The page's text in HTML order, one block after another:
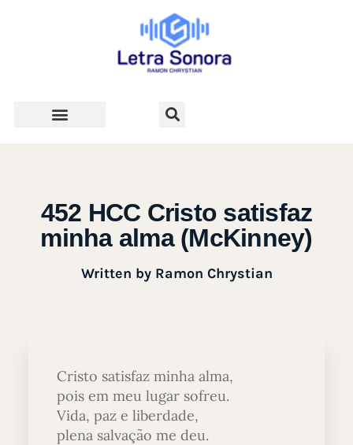
452 HCC Cristo satisfaz
minha alma (McKinney)
Written byRamon Chrystian
Cristo satisfaz minha alma,
pois em meu lugar sofreu.
Vida, paz e liberdade,
plena salvação me deu.